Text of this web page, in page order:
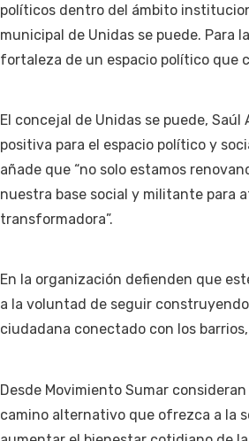
políticos dentro del ámbito
municipal de Unidas se puede. Para
fortaleza de un espacio político que
El concejal de Unidas se puede,
positiva para el espacio político y
añade que “no solo estamos
nuestra base social y militante para
transformadora”.
En la organización defienden que
a la voluntad de seguir
ciudadana conectado con los
Desde Movimiento Sumar
camino alternativo que ofrezca a la